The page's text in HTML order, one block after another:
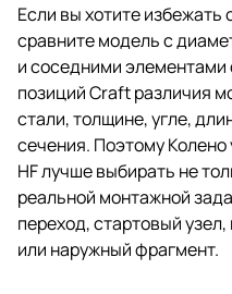
Если вы хотите
сравните модель с
и соседними
позиций Craft различия
стали, толщине, угле,
сечения. Поэтому
HF лучше выбирать не
реальной монтажной
переход, стартовый
или наружный фрагмент.